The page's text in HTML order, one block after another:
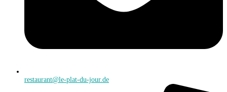
restaurant@le-plat-du-jour.de